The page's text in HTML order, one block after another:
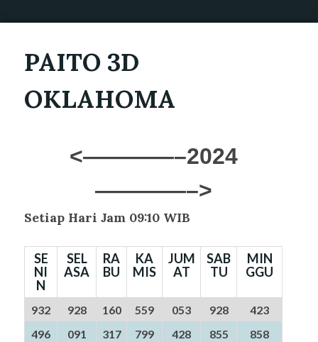
PAITO 3D
OKLAHOMA
<————–2024
————–>
Setiap Hari Jam 09:10 WIB
SE
NI
N
SEL
ASA
RA
BU
KA
MIS
JUM
AT
SAB
TU
MIN
GGU
932 928 160 559 053 928
423
496
091 317 799 428 855
858